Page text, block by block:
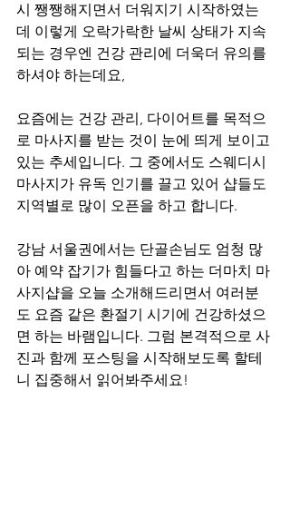
시 쨍쨍해지면서 더워지기 시작하였는
데 이렇게 오락가락한 날씨 상태가 지속
되는 경우엔 건강 관리에 더욱더 유의를
하셔야 하는데요,
요즘에는 건강 관리, 다이어트를 목적으
로 마사지를 받는 것이 눈에 띄게 보이고
있는 추세입니다. 그 중에서도 스웨디시
마사지가 유독 인기를 끌고 있어 샵들도
지역별로 많이 오픈을 하고 합니다.
강남 서울권에서는 단골손님도 엄청 많
아 예약 잡기가 힘들다고 하는 더마치 마
사지샵을 오늘 소개해드리면서 여러분
도 요즘 같은 환절기 시기에 건강하셨으
면 하는 바램입니다. 그럼 본격적으로 사
진과 함께 포스팅을 시작해보도록 할테
니 집중해서 읽어봐주세요!